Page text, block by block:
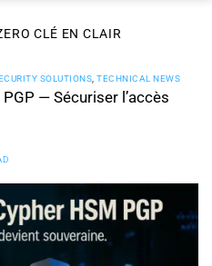
CLÉ EN CLAIR
SOLUTIONS ,TECHNICAL NEWS
— Sécuriser l’accès